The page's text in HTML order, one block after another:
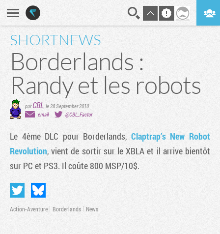
SHORTNEWS
Borderlands :
Randy et les robots
parCBL le 28 September 2010
email
@CBL_Factor
Le 4ème DLC pour Borderlands, Claptrap’s New Robot
Revolution, vient de sortir sur le XBLA et il arrive bientôt
sur PC et PS3. Il coûte 800 MSP/10$.
Action-Aventure Borderlands News